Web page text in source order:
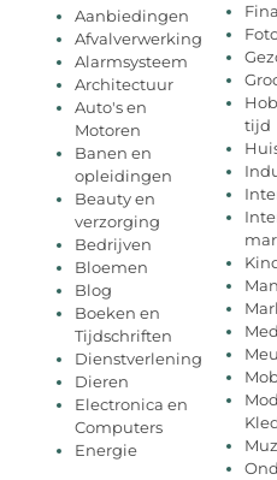
Aanbiedingen
Afvalverwerking
Alarmsysteem
Architectuur
Auto's en
Motoren
Banen en
opleidingen
Beauty en
verzorging
Bedrijven
Bloemen
Blog
Boeken en
Tijdschriften
Dienstverlening
Dieren
Electronica en
Computers
Energie
tijd